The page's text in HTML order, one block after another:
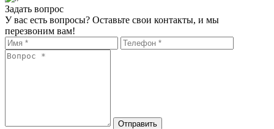
Задать вопрос
У вас есть вопросы? Оставьте свои контакты, и мы
перезвоним вам!
Отправить